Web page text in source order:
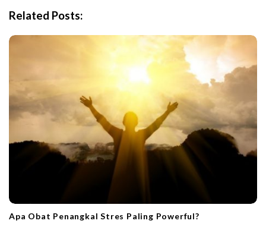
Related Posts:
Apa Obat Penangkal Stres Paling Powerful?